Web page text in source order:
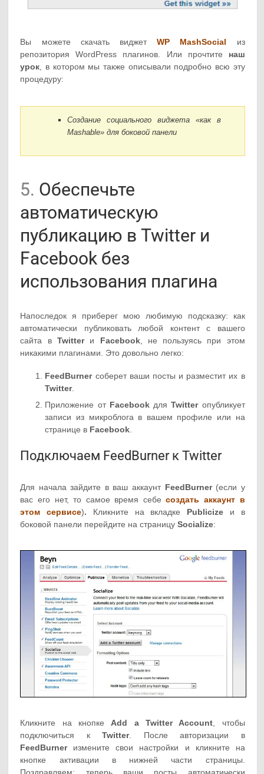
Вы можете скачать виджетWP MashSocial из
репозитория WordPress плагинов. Или прочтите наш
урок , в котором мы также описывали подробно всю эту
процедуру:
Создание социального виджета «как в
Mashable» для боковой панели
5. Обеспечьте
автоматическую
публикацию в Twitter и
Facebook без
использования плагина
Напоследок я приберег мою любимую подсказку: как
автоматически публиковать любой контент с вашего
сайта в Twitterи Facebook, не пользуясь при этом
никакими плагинами. Это довольно легко:
FeedBurnerсоберет ваши посты и разместит их в
Twitter.
Приложение от FacebookдляTwitterопубликует
записи из микроблога в вашем профиле или на
странице в Facebook.
Подключаем FeedBurner к Twitter
Для начала зайдите в ваш аккаунт FeedBurner(если у
вас его нет, то самое время себесоздать аккаунт в
этом сервисе). Кликните на вкладке Publicize и в
боковой панели перейдите на страницуSocialize:
Кликните на кнопке Add a Twitter Account , чтобы
подключиться кTwitter. После авторизации в
FeedBurnerизмените свои настройки и кликните на
кнопке активации в нижней части страницы.